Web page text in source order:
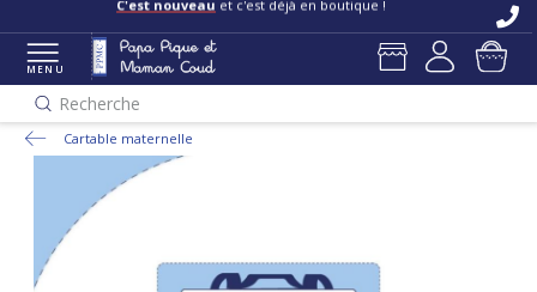
C'est nouveau et c'est déjà en boutique !
MENU
Recherche
Cartable maternelle